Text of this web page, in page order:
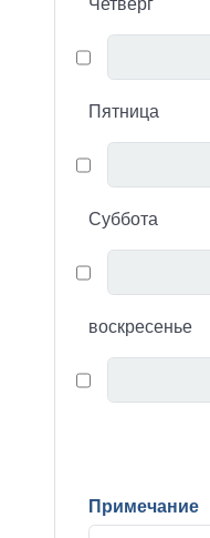
Пятница
Суббота
воскресенье
Примечание